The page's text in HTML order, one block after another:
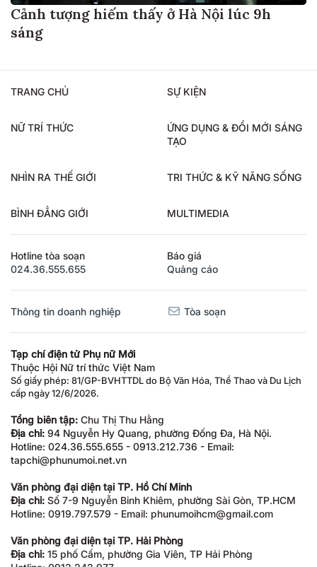
Cảnh tượng hiếm thấy ở Hà Nội lúc 9h
sáng
TRANG CHỦ SỰ KIỆN
NỮ TRÍ THỨC
ỨNG DỤNG & ĐỔI MỚI SÁNG
TẠO
NHÌN RA THẾ GIỚI TRI THỨC & KỸ NĂNG SỐNG
BÌNH ĐẲNG GIỚI MULTIMEDIA
Hotline tòa soạn
024.36.555.655
Báo giá
Quảng cáo
Thông tin doanh nghiệp Tòa soạn
Tạp chí điện tử Phụ nữ Mới
Thuộc Hội Nữ trí thức Việt Nam
Số giấy phép: 81/GP-BVHTTDL do Bộ Văn Hóa, Thể Thao và Du Lịch
cấp ngày 12/6/2026.
Tổng biên tập: Chu Thị Thu Hằng
Địa chỉ: 94 Nguyễn Hy Quang, phường Đống Đa, Hà Nội.
Hotline: 024.36.555.655 - 0913.212.736 - Email:
tapchi@phunumoi.net.vn
Văn phòng đại diện tại TP. Hồ Chí Minh
Địa chỉ: Số 7-9 Nguyễn Bỉnh Khiêm, phường Sài Gòn, TP.HCM
Hotline: 0919.797.579 - Email: phunumoihcm@gmail.com
Văn phòng đại diện tại TP. Hải Phòng
Địa chỉ: 15 phố Cấm, phường Gia Viên, TP Hải Phòng